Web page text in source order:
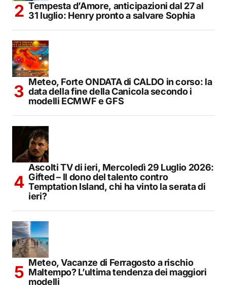
Tempesta d’Amore, anticipazioni dal 27 al
31 luglio: Henry pronto a salvare Sophia
Meteo, Forte ONDATA di CALDO in corso: la
data della fine della Canicola secondo i
modelli ECMWF e GFS
Ascolti TV di ieri, Mercoledì 29 Luglio 2026:
Gifted – Il dono del talento contro
Temptation Island, chi ha vinto la serata di
ieri?
Meteo, Vacanze di Ferragosto a rischio
Maltempo? L’ultima tendenza dei maggiori
modelli